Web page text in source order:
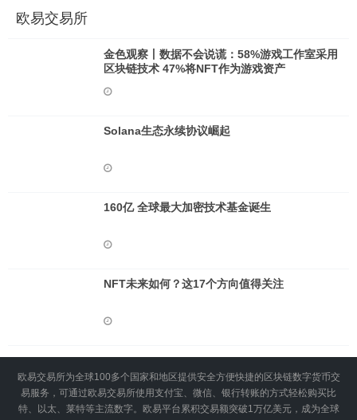
欧易交易所
金色观察丨数据不会说谎：58%游戏工作室采用
区块链技术 47%将NFT作为游戏资产
Solana生态永续协议崛起
160亿 全球最大加密技术基金诞生
NFT未来如何？这17个方向值得关注
欧易交易所为全球100多个国家和地区提供安全方便快捷的区块链数字货币交
易服务，可通过欧易交易所使用支付宝、微信、银行转账的方式轻松购买比
特、以太、莱特等主流数字。欧易平台累积交易额突破1万亿美元，成为全球